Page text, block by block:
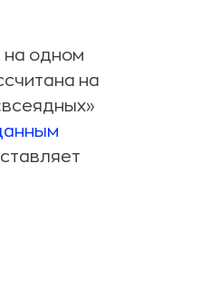
на одном
на